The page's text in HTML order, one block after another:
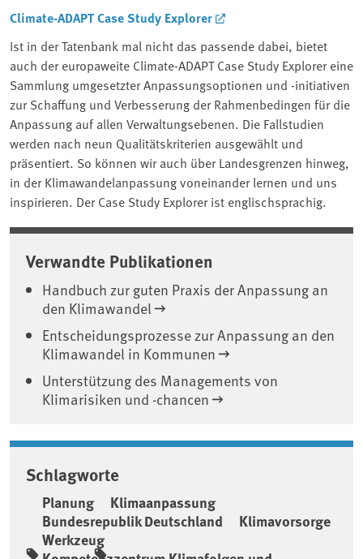
Climate-ADAPT Case Study Explorer
Ist in der Tatenbank mal nicht das passende dabei, bietet
auch der europaweite Climate-ADAPT Case Study Explorer eine
Sammlung umgesetzter Anpassungsoptionen und -initiativen
zur Schaffung und Verbesserung der Rahmenbedingen für die
Anpassung auf allen Verwaltungsebenen. Die Fallstudien
werden nach neun Qualitätskriterien ausgewählt und
präsentiert. So können wir auch über Landesgrenzen hinweg,
in der Klimawandelanpassung voneinander lernen und uns
inspirieren. Der Case Study Explorer ist englischsprachig.
Verwandte Publikationen
Handbuch zur guten Praxis der Anpassung an
den Klimawandel
Entscheidungsprozesse zur Anpassung an den
Klimawandel in Kommunen
Unterstützung des Managements von
Klimarisiken und -chancen
Schlagworte
Planung
Klimaanpassung
Bundesrepublik Deutschland
Klimavorsorge
Werkzeug